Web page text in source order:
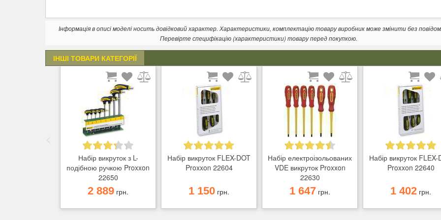
Інформація в описі моделі носить довідковий характер. Характеристики, комплектацію товару виробник може змінити без
Перевірте специфікацію (характеристики) товару перед покупкою.
ІНШІ ТОВАРИ КАТЕГОРІЇ
Набір викруток з L-
подібною ручкою Proxxon
22650
2 889 грн.
Набір викруток FLEX-DOT
Proxxon 22604
1 150 грн.
Набір електроізольованих
VDE викруток Proxxon
22630
1 647 грн.
Набір викруток FLEX-
Proxxon 22640
1 402 грн.